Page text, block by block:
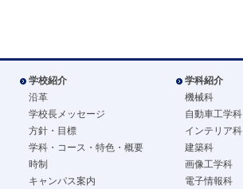
学校紹介
沿革
学校長メッセージ
方針・目標
学科・コース・特色・概要
時制
キャンパス案内
学科紹介
機械科
自動車工学科
インテリア科
建築科
画像工学科
電子情報科